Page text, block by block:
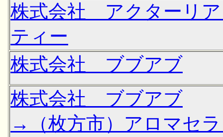
株式会社 アクターリ
ティー
株式会社 ブブアブ
株式会社 ブブアブ
→（枚方市）アロマセ